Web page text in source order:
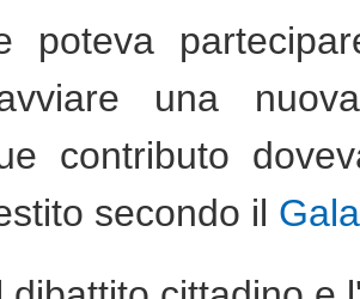
poteva
una
contributo
secondo il